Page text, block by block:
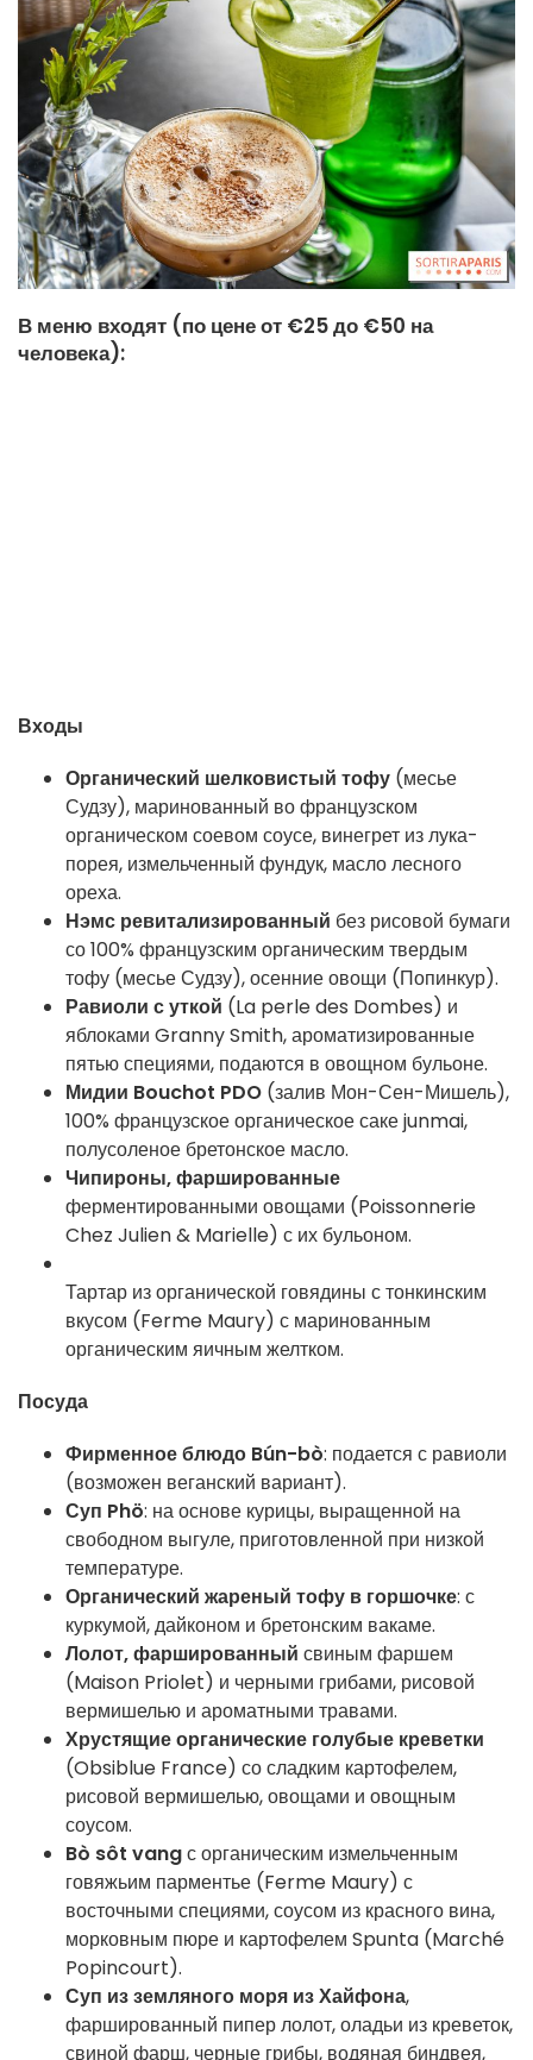
В меню входят (по цене от €25 до €50 на
человека):
Входы
Органический шелковистый тофу (месье
Судзу), маринованный во французском
органическом соевом соусе, винегрет из лука-
порея, измельченный фундук, масло лесного
ореха.
Нэмс ревитализированный без рисовой бумаги
со 100% французским органическим твердым
тофу (месье Судзу), осенние овощи (Попинкур).
Равиоли с уткой (La perle des Dombes) и
яблоками Granny Smith, ароматизированные
пятью специями, подаются в овощном бульоне.
Мидии Bouchot PDO (залив Мон-Сен-Мишель),
100% французское органическое саке junmai,
полусоленое бретонское масло.
Чипироны, фаршированные
ферментированными овощами (Poissonnerie
Chez Julien & Marielle) с их бульоном.
Тартар из органической говядины с тонкинским
вкусом (Ferme Maury) с маринованным
органическим яичным желтком.
Посуда
Фирменное блюдо Bún-bò: подается с равиоли
(возможен веганский вариант).
Суп Phö: на основе курицы, выращенной на
свободном выгуле, приготовленной при низкой
температуре.
Органический жареный тофу в горшочке: с
куркумой, дайконом и бретонским вакаме.
Лолот, фаршированный свиным фаршем
(Maison Priolet) и черными грибами, рисовой
вермишелью и ароматными травами.
Хрустящие органические голубые креветки
(Obsiblue France) со сладким картофелем,
рисовой вермишелью, овощами и овощным
соусом.
Bò sôt vangс органическим измельченным
говяжьим парментье (Ferme Maury) с
восточными специями, соусом из красного вина,
морковным пюре и картофелем Spunta (Marché
Popincourt).
Суп из земляного моря из Хайфона,
фаршированный пипер лолот, оладьи из креветок,
свиной фарш, черные грибы, водяная биндвея,